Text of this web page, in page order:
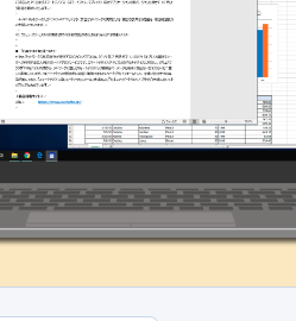
※これまでのCACHATTOはこちら